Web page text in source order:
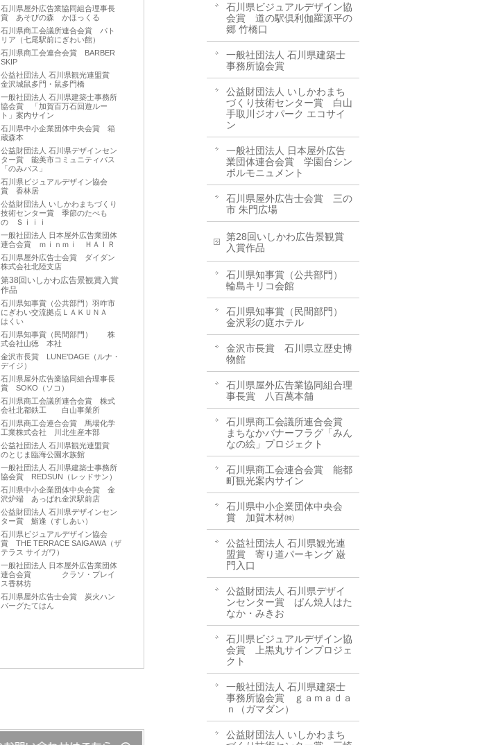
石川県屋外広告業協同組合理事長
賞 あそびの森 かほっくる
石川県商工会議所連合会賞 パト
リア（七尾駅前にぎわい館）
石川県商工会連合会賞 BARBER
SKIP
公益社団法人 石川県観光連盟賞
金沢城鼠多門・鼠多門橋
一般社団法人 石川県建築士事務所
協会賞 「加賀百万石回遊ルー
ト」案内サイン
石川県中小企業団体中央会賞 箱
蔵森本
公益財団法人 石川県デザインセン
ター賞 能美市コミュニティバス
「のみバス」
石川県ビジュアルデザイン協会
賞 香林居
公益財団法人 いしかわまちづくり
技術センター賞 季節のたべも
の Ｓｉｉｉ
一般社団法人 日本屋外広告業団体
連合会賞 ｍｉｎｍｉ ＨＡＩＲ
石川県屋外広告士会賞 ダイダン
株式会社北陸支店
第38回いしかわ広告景観賞入賞
作品
石川県知事賞（公共部門）羽咋市
にぎわい交流拠点ＬＡＫＵＮＡ
はくい
石川県知事賞（民間部門） 株
式会社山徳 本社
金沢市長賞 LUNE’DAGE（ルナ・
デイジ）
石川県屋外広告業協同組合理事長
賞 SOKO（ソコ）
石川県商工会議所連合会賞 株式
会社北都鉄工 白山事業所
石川県商工会連合会賞 馬場化学
工業株式会社 川北生産本部
公益社団法人 石川県観光連盟賞
のとじま臨海公園水族館
一般社団法人 石川県建築士事務所
協会賞 REDSUN（レッドサン）
石川県中小企業団体中央会賞 金
沢炉端 あっぱれ金沢駅前店
公益財団法人 石川県デザインセン
ター賞 鮨逢（すしあい）
石川県ビジュアルデザイン協会
賞 THE TERRACE SAIGAWA（ザ
テラス サイガワ）
一般社団法人 日本屋外広告業団体
連合会賞 クラソ・プレイ
ス香林坊
石川県屋外広告士会賞 炭火ハン
バーグたてはん
石川県ビジュアルデザイン協
会賞 道の駅倶利伽羅源平の
郷 竹橋口
一般社団法人 石川県建築士
事務所協会賞
公益財団法人 いしかわまち
づくり技術センター賞 白山
手取川ジオパーク エコサイ
ン
一般社団法人 日本屋外広告
業団体連合会賞 学園台シン
ボルモニュメント
石川県屋外広告士会賞 三の
市 朱門広場
第28回いしかわ広告景観賞
入賞作品
石川県知事賞（公共部門）
輪島キリコ会館
石川県知事賞（民間部門）
金沢彩の庭ホテル
金沢市長賞 石川県立歴史博
物館
石川県屋外広告業協同組合理
事長賞 八百萬本舗
石川県商工会議所連合会賞
まちなかバナーフラグ「みん
なの絵」プロジェクト
石川県商工会連合会賞 能都
町観光案内サイン
石川県中小企業団体中央会
賞 加賀木材㈱
公益社団法人 石川県観光連
盟賞 寄り道パーキング 巌
門入口
公益財団法人 石川県デザイ
ンセンター賞 ぱん焼人はた
なか・みきお
石川県ビジュアルデザイン協
会賞 上黒丸サインプロジェ
クト
一般社団法人 石川県建築士
事務所協会賞 ｇａｍａｄａ
ｎ（ガマダン）
公益財団法人 いしかわまち